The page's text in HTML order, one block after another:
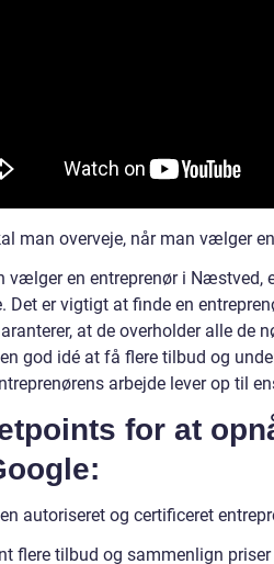
man overveje, når man vælger
vælger en entreprenør i Næstved,
Det er vigtigt at finde en
at de overholder alle de
god idé at få flere tilbud og
arbejde lever op til
for at
autoriseret og certificeret
flere tilbud og sammenlign priser